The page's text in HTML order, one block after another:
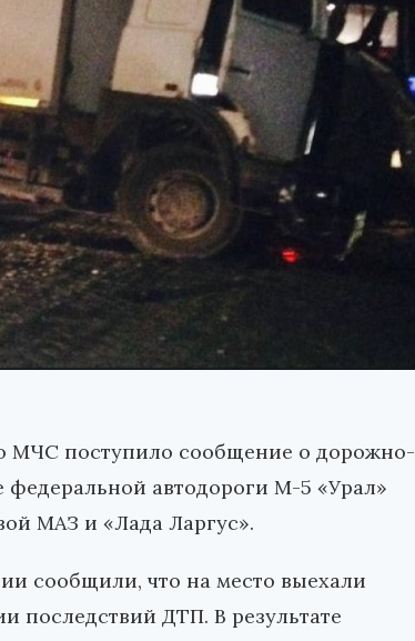
МЧС поступило сообщение о дорожно-
автодороги М-5 «Урал»
МАЗ и «Лада Ларгус».
сообщили, что на место выехали
последствий ДТП. В результате